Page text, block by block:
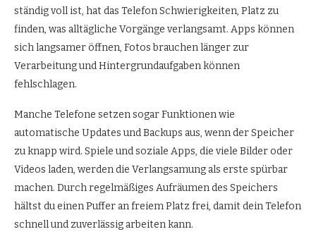
ständig voll ist, hat das Telefon Schwierigkeiten, Platz zu
finden, was alltägliche Vorgänge verlangsamt. Apps können
sich langsamer öffnen, Fotos brauchen länger zur
Verarbeitung und Hintergrundaufgaben können
fehlschlagen.
Manche Telefone setzen sogar Funktionen wie
automatische Updates und Backups aus, wenn der Speicher
zu knapp wird. Spiele und soziale Apps, die viele Bilder oder
Videos laden, werden die Verlangsamung als erste spürbar
machen. Durch regelmäßiges Aufräumen des Speichers
hältst du einen Puffer an freiem Platz frei, damit dein Telefon
schnell und zuverlässig arbeiten kann.